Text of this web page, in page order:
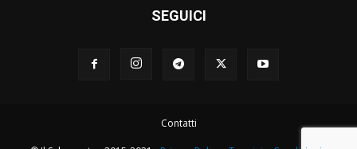
SEGUICI
Contatti